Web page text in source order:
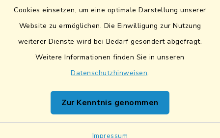
Cookies einsetzen, um eine optimale Darstellung unserer
Website zu ermöglichen. Die Einwilligung zur Nutzung
weiterer Dienste wird bei Bedarf gesondert abgefragt.
Weitere Informationen finden Sie in unseren
Datenschutzhinweisen.
Zur Kenntnis genommen
Impressum
Sicheres Kontaktformular
Sicherer Datentransfer
Barrierefreiheit
Impressum
Netiquette